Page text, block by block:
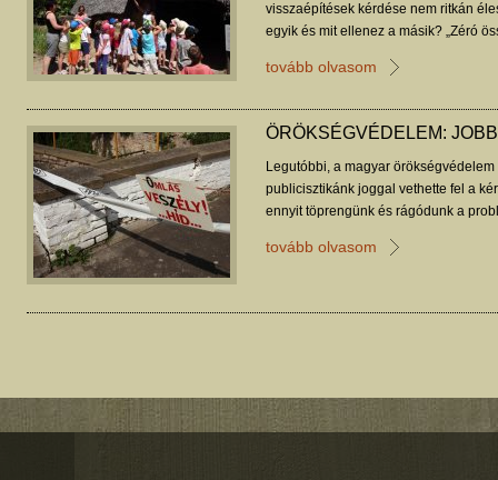
visszaépítések kérdése nem ritkán
egyik és mit ellenez a másik? „Zéró
megpróbálni reálisan megnézni,
Rácz Miklós tanulmánya.
tovább olvasom
ÖRÖKSÉGVÉDELEM:
Legutóbbi, a magyar
publicisztikánk joggal vethette fel a
ennyit töprengünk és rágódunk a
felkötni a macska nyakába!
tovább olvasom